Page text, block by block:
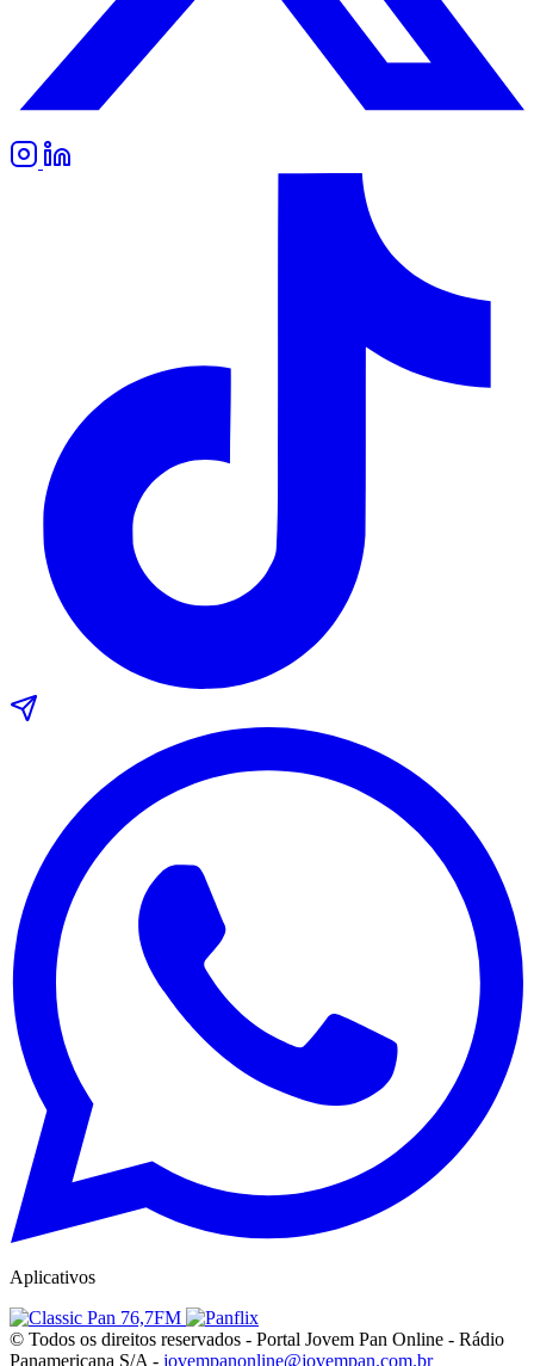
Aplicativos
© Todos os direitos reservados - Portal Jovem Pan Online - Rádio
Panamericana S/A - jovempanonline@jovempan.com.br